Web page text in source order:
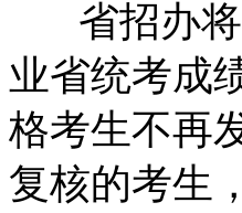
省招办
业省统考成
格考生不再
复核的考生